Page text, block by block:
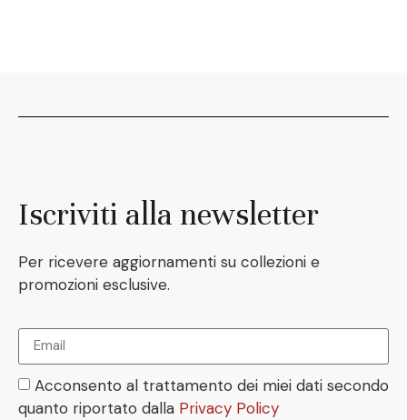
Iscriviti alla newsletter
Per ricevere aggiornamenti su collezioni e
promozioni esclusive.
Acconsento al trattamento dei miei dati secondo
quanto riportato dalla Privacy Policy